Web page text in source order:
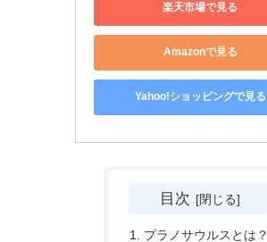
楽天市場で見る
Amazonで見る
Yahoo!ショッピングで見る
目次
プラノサウルスとは？